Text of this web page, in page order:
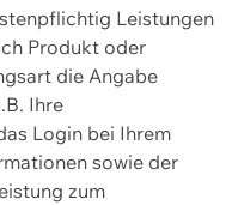
Leistungen
Produkt oder
die Angabe
Ihre
Login bei Ihrem
sowie der
zum